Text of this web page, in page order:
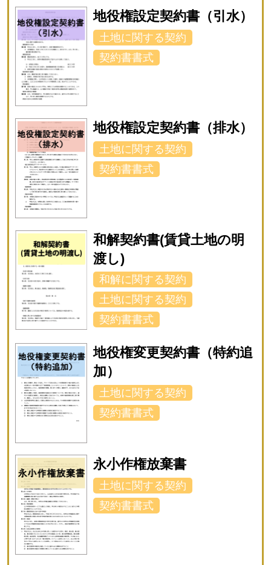
地役権設定契約書（引水）
土地に関する契約
契約書書式
地役権設定契約書（排水）
土地に関する契約
契約書書式
和解契約書(賃貸土地の明
渡し)
和解に関する契約
土地に関する契約
契約書書式
地役権変更契約書（特約追
加）
土地に関する契約
契約書書式
永小作権放棄書
土地に関する契約
契約書書式